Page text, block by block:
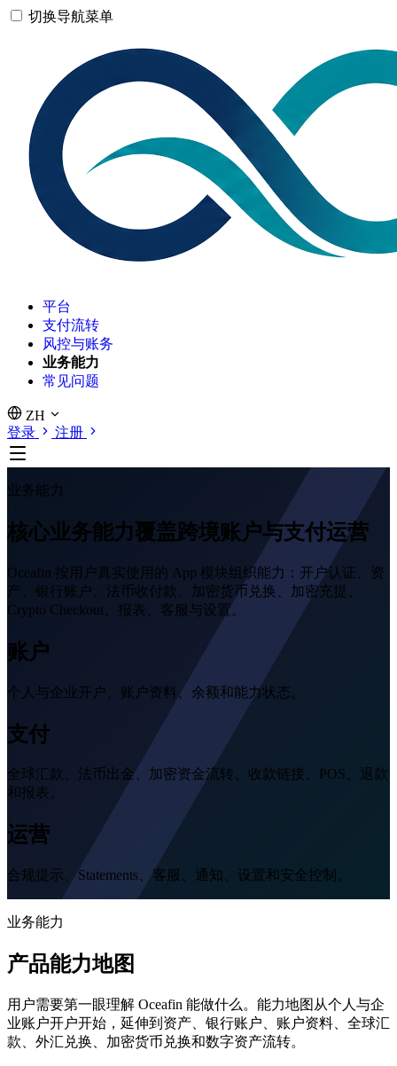
切换导航菜单
平台
支付流转
风控与账务
业务能力
常见问题
ZH
登录
注册
业务能力
核心业务能力覆盖跨境账户与支付运营
Oceafin 按用户真实使用的 App 模块组织能力：开户认证、资
产、银行账户、法币收付款、加密货币兑换、加密充提、
Crypto Checkout、报表、客服与设置。
账户
个人与企业开户、账户资料、余额和能力状态。
支付
全球汇款、法币出金、加密资金流转、收款链接、POS、退款
和报表。
运营
合规提示、Statements、客服、通知、设置和安全控制。
业务能力
产品能力地图
用户需要第一眼理解 Oceafin 能做什么。能力地图从个人与企
业账户开户开始，延伸到资产、银行账户、账户资料、全球汇
款、外汇兑换、加密货币兑换和数字资产流转。